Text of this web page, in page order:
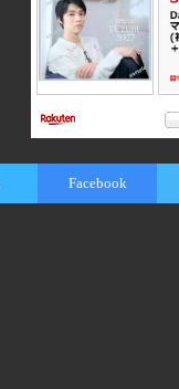
Facebook